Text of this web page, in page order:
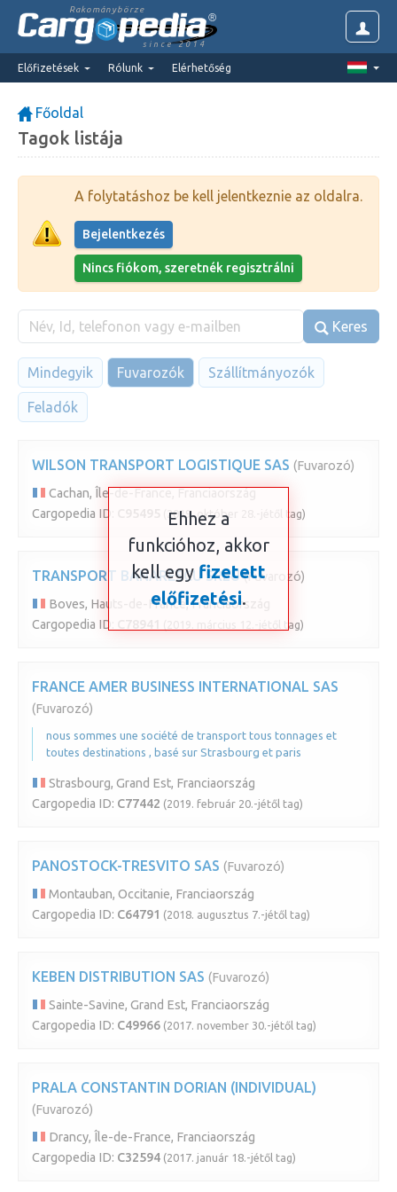
Rakománybörze
since 2014
Előfizetések Rólunk Elérhetőség
Főoldal
Tagok listája
A folytatáshoz be kell jelentkeznie az oldalra.
Bejelentkezés
Nincs fiókom, szeretnék regisztrálni
Keres
Mindegyik Fuvarozók Szállítmányozók
Feladók
WILSON TRANSPORT LOGISTIQUE SAS (Fuvarozó)
Cachan, Île-de-France, Franciaország
Cargopedia ID:
(2019. október 28.-jétől tag)
TRANSPORT BANARESCU SRLU (Fuvarozó)
Boves, Hauts-de-France, Franciaország
Cargopedia ID:
(2019. március 12.-jétől tag)
FRANCE AMER BUSINESS INTERNATIONAL SAS
(Fuvarozó)
nous sommes une société de transport tous tonnages et
toutes destinations , basé sur Strasbourg et paris
Strasbourg, Grand Est, Franciaország
Cargopedia ID: C77442 (2019. február 20.-jétől tag)
PANOSTOCK-TRESVITO SAS (Fuvarozó)
Montauban, Occitanie, Franciaország
Cargopedia ID: C64791 (2018. augusztus 7.-jétől tag)
KEBEN DISTRIBUTION SAS (Fuvarozó)
Sainte-Savine, Grand Est, Franciaország
Cargopedia ID: C49966 (2017. november 30.-jétől tag)
PRALA CONSTANTIN DORIAN (INDIVIDUAL)
(Fuvarozó)
Drancy, Île-de-France, Franciaország
Cargopedia ID: C32594 (2017. január 18.-jétől tag)
Ehhez a
funkcióhoz, akkor
kell egy fizetett
előfizetési.